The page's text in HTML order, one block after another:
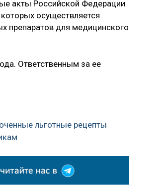
акты Российской Федерации
осуществляется
препаратов для медицинского
Ответственным за ее
льготные рецепты